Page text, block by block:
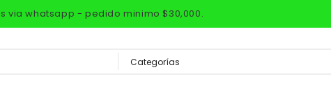
via whatsapp - pedido minimo $30,000.